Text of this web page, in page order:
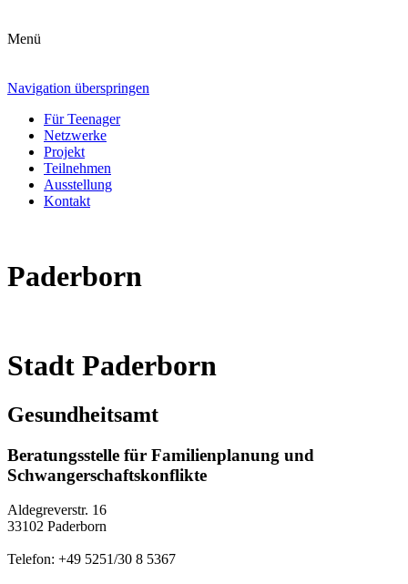
Menü
Navigation überspringen
Für Teenager
Netzwerke
Projekt
Teilnehmen
Ausstellung
Kontakt
Paderborn
Stadt Paderborn
Gesundheitsamt
Beratungsstelle für Familienplanung und
Schwangerschaftskonflikte
Aldegreverstr. 16
33102 Paderborn
Telefon: +49 5251/30 8 5367